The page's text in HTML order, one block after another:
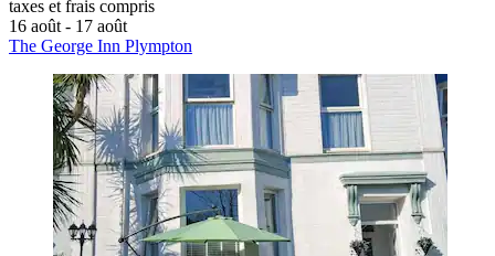
taxes et frais compris
16 août - 17 août
The George Inn Plympton